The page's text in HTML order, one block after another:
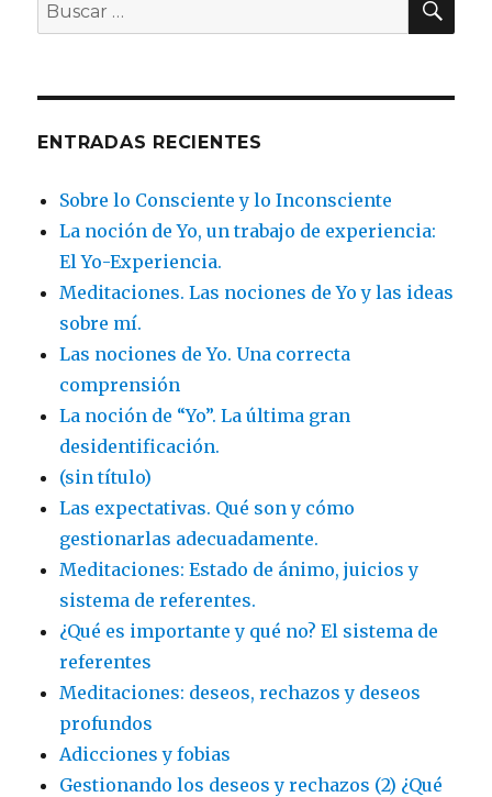
por:
ENTRADAS RECIENTES
Sobre lo Consciente y lo Inconsciente
La noción de Yo, un trabajo de experiencia:
El Yo-Experiencia.
Meditaciones. Las nociones de Yo y las ideas
sobre mí.
Las nociones de Yo. Una correcta
comprensión
La noción de “Yo”. La última gran
desidentificación.
(sin título)
Las expectativas. Qué son y cómo
gestionarlas adecuadamente.
Meditaciones: Estado de ánimo, juicios y
sistema de referentes.
¿Qué es importante y qué no? El sistema de
referentes
Meditaciones: deseos, rechazos y deseos
profundos
Adicciones y fobias
Gestionando los deseos y rechazos (2) ¿Qué